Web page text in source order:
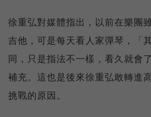
徐重弘對媒體指出，以前在樂團
吉他，可是每天看人家彈琴，「
同，只是指法不一樣，看久就會
補充。這也是後來徐重弘敢轉進
挑戰的原因。